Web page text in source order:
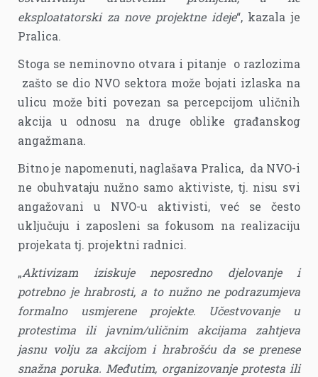
eksploatatorski za nove projektne ideje“, kazala je
Pralica.
Stoga se neminovno otvara i pitanje o razlozima
zašto se dio NVO sektora može bojati izlaska na
ulicu može biti povezan sa percepcijom uličnih
akcija u odnosu na druge oblike građanskog
angažmana.
Bitno je napomenuti, naglašava Pralica, da NVO-i
ne obuhvataju nužno samo aktiviste, tj. nisu svi
angažovani u NVO-u aktivisti, već se često
uključuju i zaposleni sa fokusom na realizaciju
projekata tj. projektni radnici.
„Aktivizam iziskuje neposredno djelovanje i
potrebno je hrabrosti, a to nužno ne podrazumjeva
formalno usmjerene projekte. Učestvovanje u
protestima ili javnim/uličnim akcijama zahtjeva
jasnu volju za akcijom i hrabrošću da se prenese
snažna poruka. Međutim, organizovanje protesta ili